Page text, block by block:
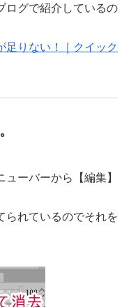
ログで紹介しているの
足りない！｜クイック
ーバーから【編集】
られているのでそれを